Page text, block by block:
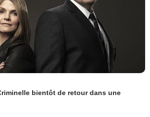
bientôt de retour dans une